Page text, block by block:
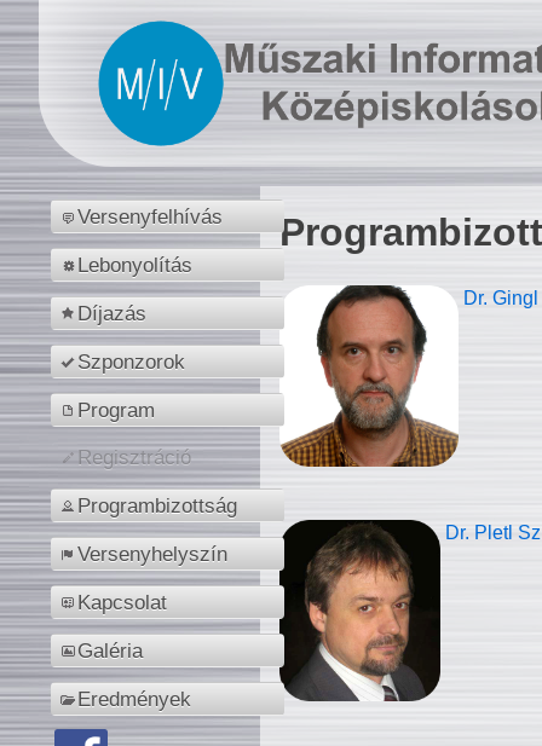
Versenyfelhívás
Lebonyolítás
Díjazás
Szponzorok
Program
Regisztráció
Programbizottság
Versenyhelyszín
Kapcsolat
Galéria
Eredmények
Dr.
Dr. Pletl